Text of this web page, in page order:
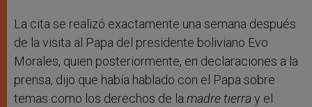
La cita se realizó exactamente una semana después
de la visita al Papa del presidente boliviano Evo
Morales, quien posteriormente, en declaraciones a la
prensa, dijo que había hablado con el Papa sobre
temas como los derechos de la madre tierra y el